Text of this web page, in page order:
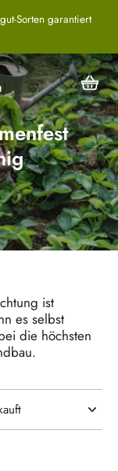
für den Herbst
ist
es selbst
die höchsten